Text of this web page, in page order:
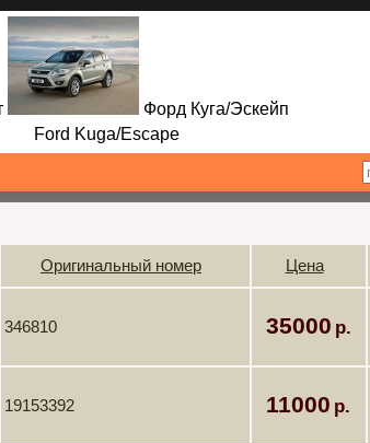
Форд Куга/Эскейп
Escape
Оригинальный номер Цена
346810 35000
19153392 11000